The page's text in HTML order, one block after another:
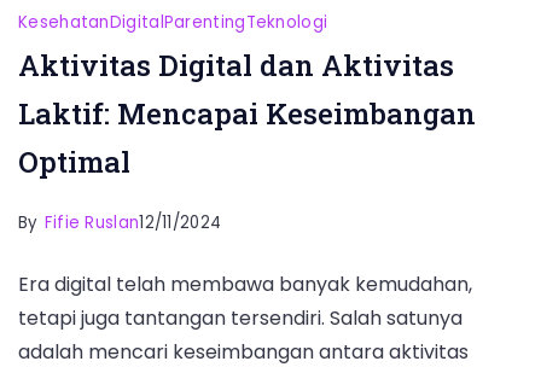
KesehatanDigitalParentingTeknologi
Aktivitas Digital dan Aktivitas
Laktif: Mencapai Keseimbangan
Optimal
By Fifie Ruslan12/11/2024
Era digital telah membawa banyak kemudahan,
tetapi juga tantangan tersendiri. Salah satunya
adalah mencari keseimbangan antara aktivitas